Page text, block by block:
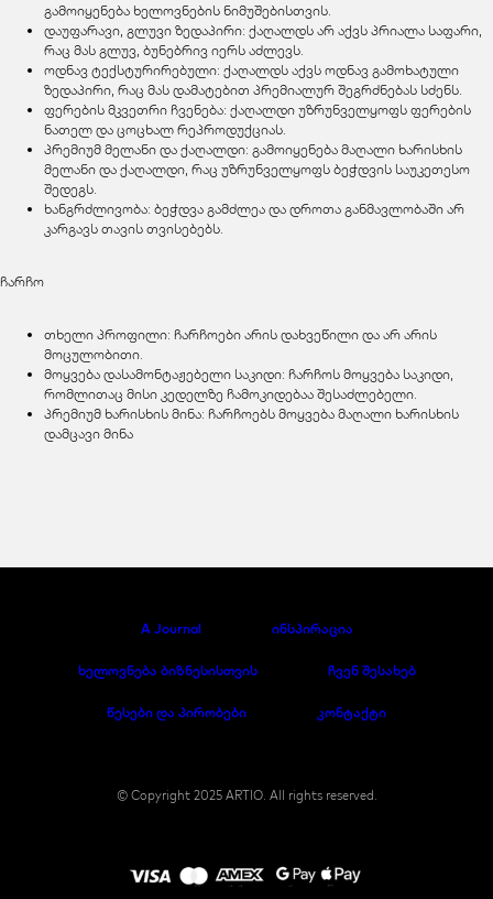
გამოიყენება ხელოვნების ნიმუშებისთვის.
დაუფარავი, გლუვი ზედაპირი: ქაღალდს არ აქვს პრიალა საფარი,
რაც მას გლუვ, ბუნებრივ იერს აძლევს.
ოდნავ ტექსტურირებული: ქაღალდს აქვს ოდნავ გამოხატული
ზედაპირი, რაც მას დამატებით პრემიალურ შეგრძნებას სძენს.
ფერების მკვეთრი ჩვენება: ქაღალდი უზრუნველყოფს ფერების
ნათელ და ცოცხალ რეპროდუქციას.
პრემიუმ მელანი და ქაღალდი: გამოიყენება მაღალი ხარისხის
მელანი და ქაღალდი, რაც უზრუნველყოფს ბეჭდვის საუკეთესო
შედეგს.
ხანგრძლივობა: ბეჭდვა გამძლეა და დროთა განმავლობაში არ
კარგავს თავის თვისებებს.
ჩარჩო
თხელი პროფილი: ჩარჩოები არის დახვეწილი და არ არის
მოცულობითი.
მოყვება დასამონტაჟებელი საკიდი: ჩარჩოს მოყვება საკიდი,
რომლითაც მისი კედელზე ჩამოკიდებაა შესაძლებელი.
პრემიუმ ხარისხის მინა: ჩარჩოებს მოყვება მაღალი ხარისხის
დამცავი მინა
A Journal ინსპირაცია
ხელოვნება ბიზნესისთვის ჩვენ შესახებ
წესები და პირობები კონტაქტი
© Copyright 2025 ARTIO. All rights reserved.